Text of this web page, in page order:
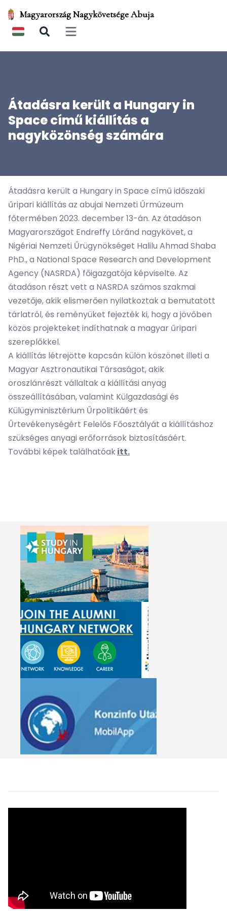
Magyarország Nagykövetsége Abuja
Open main menu
Átadásra került a Hungary in
Space című kiállítás a
nagyközönség számára
Átadásra került a Hungary in Space című időszaki
űripari kiállítás az abujai Nemzeti Űrmúzeum
főtermében 2023. december 13-án. Az átadáson
Magyarországot Endreffy Lóránd nagykövet, a
Nigériai Nemzeti Űrügynökséget Halilu Ahmad Shaba
PhD., a National Space Research and Development
Agency (NASRDA) főigazgatója képviselte. Az
átadáson részt vett a NASRDA számos szakmai
vezetője, akik elismerően nyilatkoztak a bemutatott
tárlatról, és reményüket fejezték ki, hogy a jövőben
közös projekteket indíthatnak a magyar űripari
szereplőkkel.
A kiállítás létrejötte kapcsán külön köszönet illeti a
Magyar Asztronautikai Társaságot, akik
oroszlánrészt vállaltak a kiállítási anyag
összeállításában, valamint Külgazdasági és
Külügyminisztérium Űrpolitikáért és
Űrtevékenységért Felelős Főosztályát a kiállításhoz
szükséges anyagi erőforrások biztosításáért.
További képek találhatóakitt.